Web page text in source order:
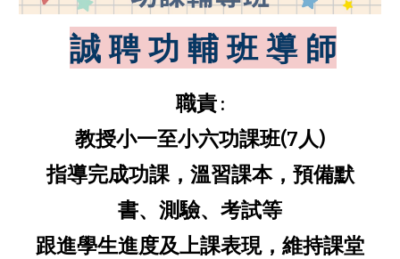
誠 聘功 輔 班導 師
職責 :
教授小一至小六功課班(7人)
指導完成功課，溫習課本，預備默
書、測驗、考試等
跟進學生進度及上課表現，維持課堂